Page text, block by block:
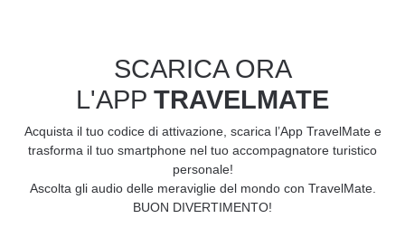
SCARICA ORA
L'APP TRAVELMATE
Acquista il tuo codice di attivazione, scarica l’App TravelMate e
trasforma il tuo smartphone nel tuo accompagnatore turistico
personale!
Ascolta gli audio delle meraviglie del mondo con TravelMate.
BUON DIVERTIMENTO!